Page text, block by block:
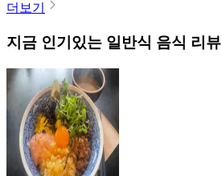
더보기
지금 인기있는 일반식 음식 리뷰